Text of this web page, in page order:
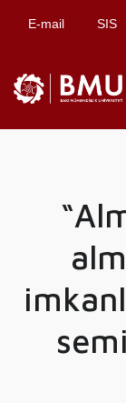
E-mail SIS